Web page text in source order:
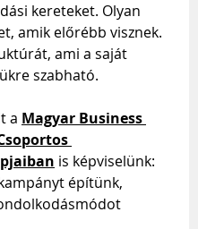
kereteket. Olyan
amik előrébb visznek.
ami a saját
szabható.
a Magyar Business
is képviselünk:
építünk,